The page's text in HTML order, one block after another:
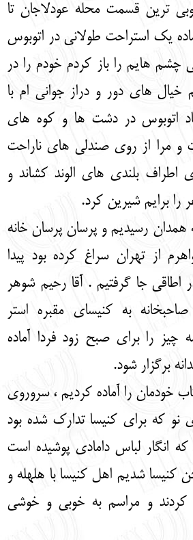
ترین قسمت محله عودلاجان تا
یک استراحت طولانی در اتوبوس
چشم هایم را باز کردم خودم را در
خیال های دور و دراز جوانی ام با
اتوبوس در دشت ها و کوه های
و مرا از روی صندلی های ناراحت
اطراف بلندی های الوند کشاند و
را برایم شیرین کرد.
رسیدیم و پرسان پرسان خانه
از تهران سراغ کرده بود پیدا
جا گرفتیم . آقا رحیم شوهر
به کنیسای مقبره استر
چیز را برای صبح زود فردا آماده
برگزار شود.
خودمان را آماده کردیم ، سروروی
نو که برای کنیسا تدارک شده بود
که انگار لباس دامادی پوشیده است
شدیم اهل کنیسا با هلهله و
کردند و مراسم به خوبی و خوشی